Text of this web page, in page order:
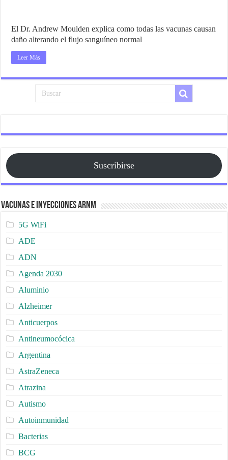
El Dr. Andrew Moulden explica como todas las vacunas causan
daño alterando el flujo sanguíneo normal
Leer Más
Suscribirse
Vacunas e Inyecciones ARNm
5G WiFi
ADE
ADN
Agenda 2030
Aluminio
Alzheimer
Anticuerpos
Antineumocócica
Argentina
AstraZeneca
Atrazina
Autismo
Autoinmunidad
Bacterias
BCG